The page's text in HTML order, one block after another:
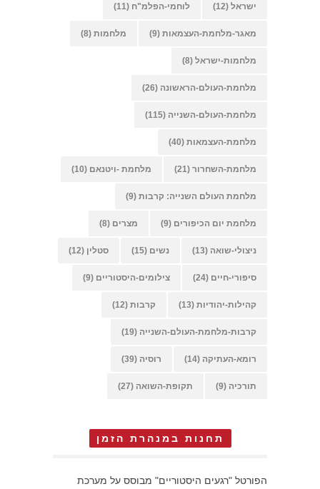
ישראל (12) לוחמי-הפלמ"ח (11)
מאגר-מלחמת-העצמאות (9) מלחמות (8)
מלחמות-ישראל (8)
מלחמת-העולם-הראשונה (26)
מלחמת-העולם-השנייה (115)
מלחמת-העצמאות (40)
מלחמת-השחרור (21) מלחמת -ויטנאם (10)
מלחמת העולם השנייה: קרבות (9)
מלחמת יום הכיפורים (9) מצרים (8)
ניצולי-שואה (13) נשים (15) סטלין (12)
סיפורי-חיים (24) צילומים-היסטוריים (9)
קהילות-יהודיות (13) קרבות (12)
קרבות-מלחמת-העולם-השנייה (19)
רומא-העתיקה (14) רוסיה (39)
תורכיה (9) תקופת-השואה (27)
תחנות במנהרת הזמן
הפורטל "רגעים היסטוריים" מבוסס על מערכת